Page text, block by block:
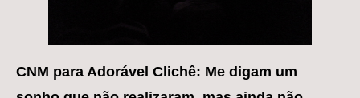
CNM para Adorável Clichê: Me digam um